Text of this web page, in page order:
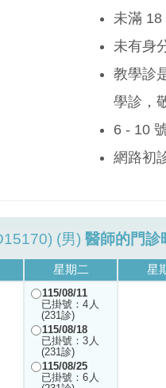
未滿 18
未有身
教學診
學診，
6 - 10
網路初